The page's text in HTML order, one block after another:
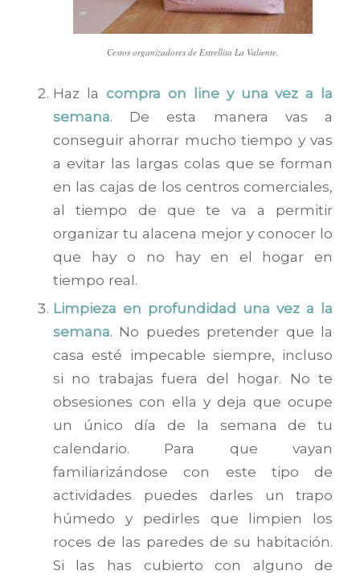
Cestos organizadores de Estrellita La Valiente.
Haz la compra on line y una vez a la
semana. De esta manera vas a
conseguir ahorrar mucho tiempo y vas
a evitar las largas colas que se forman
en las cajas de los centros comerciales,
al tiempo de que te va a permitir
organizar tu alacena mejor y conocer lo
que hay o no hay en el hogar en
tiempo real.
Limpieza en profundidad una vez a la
semana. No puedes pretender que la
casa esté impecable siempre, incluso
si no trabajas fuera del hogar. No te
obsesiones con ella y deja que ocupe
un único día de la semana de tu
calendario. Para que vayan
familiarizándose con este tipo de
actividades puedes darles un trapo
húmedo y pedirles que limpien los
roces de las paredes de su habitación.
Si las has cubierto con alguno de